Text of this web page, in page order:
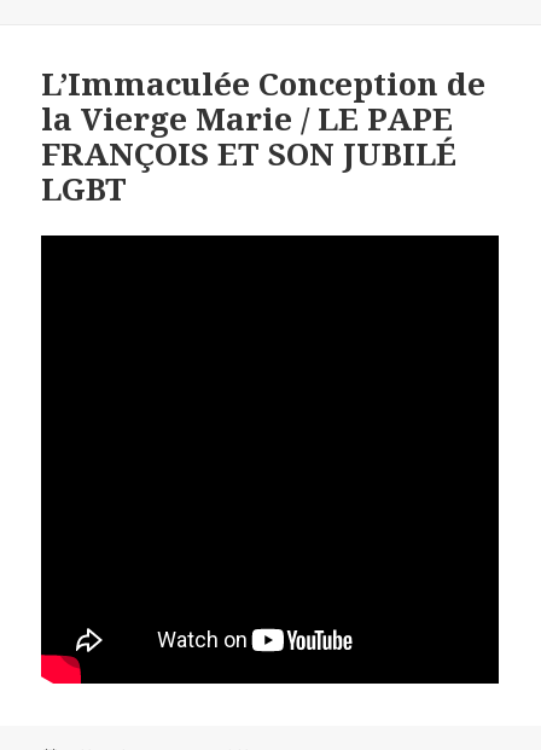
L’Immaculée Conception de
la Vierge Marie / LE PAPE
FRANÇOIS ET SON JUBILÉ
LGBT